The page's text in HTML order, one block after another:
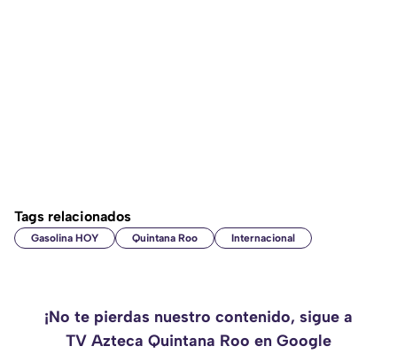
Tags relacionados
Gasolina HOY Quintana Roo Internacional
¡No te pierdas nuestro contenido, sigue a
TV Azteca Quintana Roo en Google